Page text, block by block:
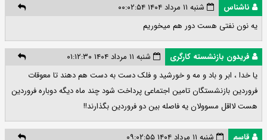
ناشناس
شنبه ۱۱ مرداد ۱۴۰۴ ۰۰:۰۲:۵۴
یه نون نفتی هست دور هم میخوریم
فریدون بازنشسته کارگری
شنبه ۱۱ مرداد ۱۴۰۴ ۰۱:۱۲:۳۰
یا خدا ، ابر و باد و مه و خورشید و فلک دست به دست هم دهند تا معوقات
فروردین بازنشستگان تامین اجتماعی پرداخت شود چند ماه دیگه دوباره فروردین
هست لااقل مسوولان یه فاصله بین دو فروردین بگذارند!!
قاسم
شنبه ۱۱ مرداد ۱۴۰۴ ۰۹:۰۲:۵۵